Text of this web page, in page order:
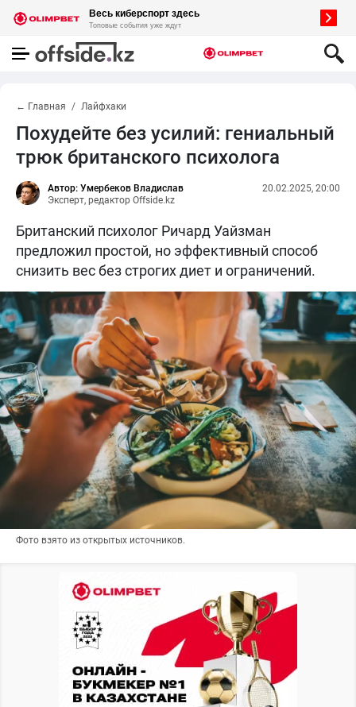
← Главная Лайфхаки
Похудейте без усилий: гениальный
трюк британского психолога
Автор: Умербеков Владислав
Эксперт, редактор Offside.kz
20.02.2025, 20:00
Британский психолог Ричард Уайзман
предложил простой, но эффективный способ
снизить вес без строгих диет и ограничений.
Фото взято из открытых источников.